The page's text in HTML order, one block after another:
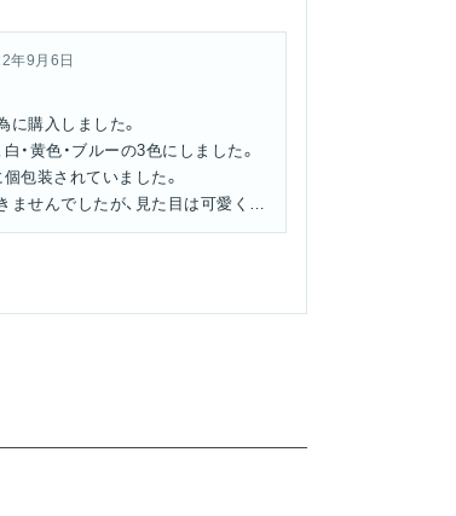
年9月6日
に購入しました。
・黄色・ブルーの3色にしました。
包装されていました。
ませんでしたが、見た目は可愛くて
ように見えました。
した。